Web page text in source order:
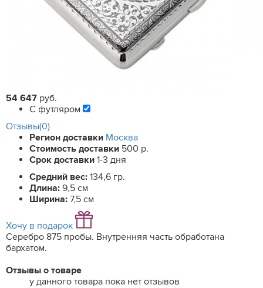
54 647 руб.
С футляром
Отзывы(0)
Регион доставки Москва
Стоимость доставки 500 р.
Срок доставки 1-3 дня
Средний вес: 134,6 гр.
Длина: 9,5 см
Ширина: 7,5 см
Хочу в подарок
Серебро 875 пробы. Внутренняя часть обработана
бархатом.
Отзывы о товаре
у данного товара пока нет отзывов